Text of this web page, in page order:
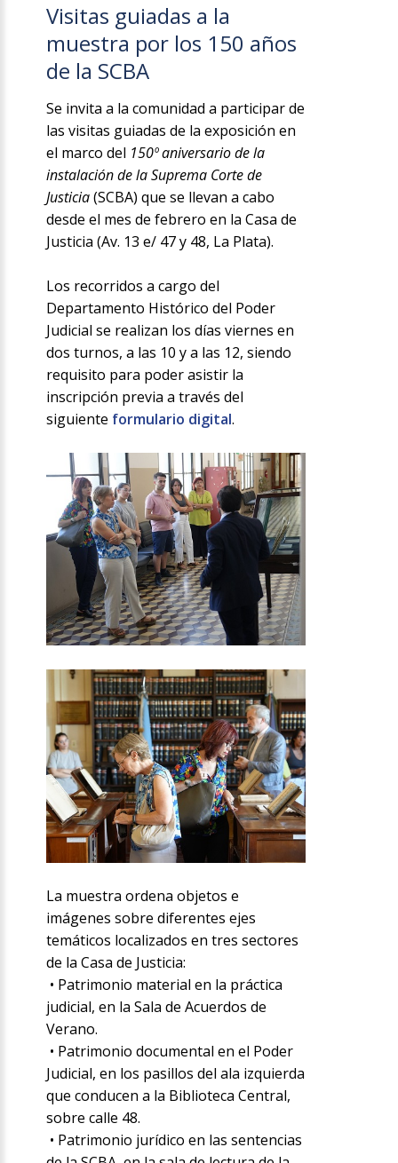
Visitas guiadas a la
muestra por los 150 años
de la SCBA
Se invita a la comunidad a participar de
las visitas guiadas de la exposición en
el marco del 150º aniversario de la
instalación de la Suprema Corte de
Justicia(SCBA) que se llevan a cabo
desde el mes de febrero en la Casa de
Justicia (Av. 13 e/ 47 y 48, La Plata).
Los recorridos a cargo del
Departamento Histórico del Poder
Judicial se realizan los días viernes en
dos turnos, a las 10 y a las 12, siendo
requisito para poder asistir la
inscripción previa a través del
siguiente formulario digital.
La muestra ordena objetos e
imágenes sobre diferentes ejes
temáticos localizados en tres sectores
de la Casa de Justicia:
• Patrimonio material en la práctica
judicial, en la Sala de Acuerdos de
Verano.
• Patrimonio documental en el Poder
Judicial, en los pasillos del ala izquierda
que conducen a la Biblioteca Central,
sobre calle 48.
• Patrimonio jurídico en las sentencias